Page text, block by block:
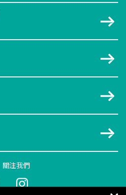
關注我們